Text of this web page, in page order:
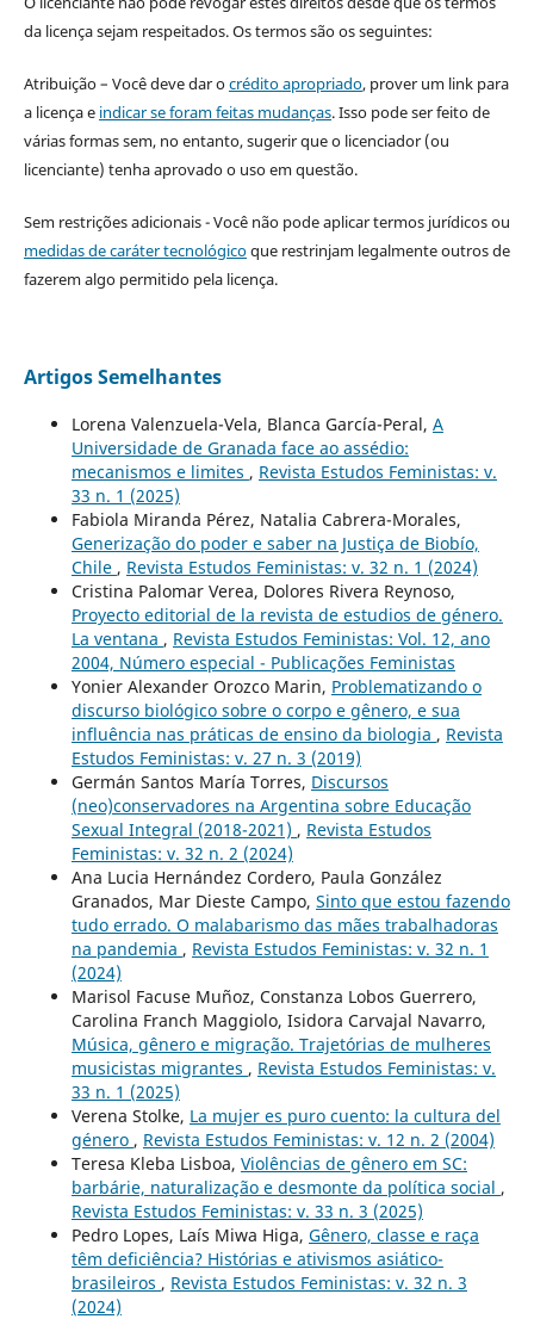
da licença sejam respeitados. Os termos são os seguintes:
Atribuição – Você deve dar ocrédito apropriado, prover um link para
a licença e indicar se foram feitas mudanças. Isso pode ser feito de
várias formas sem, no entanto, sugerir que o licenciador (ou
licenciante) tenha aprovado o uso em questão.
Sem restrições adicionais - Você não pode aplicar termos jurídicos ou
medidas de caráter tecnológicoque restrinjam legalmente outros de
fazerem algo permitido pela licença.
Artigos Semelhantes
Lorena Valenzuela-Vela, Blanca García-Peral, A
Universidade de Granada face ao assédio:
mecanismos e limites , Revista Estudos Feministas: v.
33 n. 1 (2025)
Fabiola Miranda Pérez, Natalia Cabrera-Morales,
Generização do poder e saber na Justiça de Biobío,
Chile , Revista Estudos Feministas: v. 32 n. 1 (2024)
Cristina Palomar Verea, Dolores Rivera Reynoso,
Proyecto editorial de la revista de estudios de género.
La ventana , Revista Estudos Feministas: Vol. 12, ano
2004, Número especial - Publicações Feministas
Yonier Alexander Orozco Marin, Problematizando o
discurso biológico sobre o corpo e gênero, e sua
influência nas práticas de ensino da biologia , Revista
Estudos Feministas: v. 27 n. 3 (2019)
Germán Santos María Torres, Discursos
(neo)conservadores na Argentina sobre Educação
Sexual Integral (2018-2021) , Revista Estudos
Feministas: v. 32 n. 2 (2024)
Ana Lucia Hernández Cordero, Paula González
Granados, Mar Dieste Campo, Sinto que estou fazendo
tudo errado. O malabarismo das mães trabalhadoras
na pandemia , Revista Estudos Feministas: v. 32 n. 1
(2024)
Marisol Facuse Muñoz, Constanza Lobos Guerrero,
Carolina Franch Maggiolo, Isidora Carvajal Navarro,
Música, gênero e migração. Trajetórias de mulheres
musicistas migrantes , Revista Estudos Feministas: v.
33 n. 1 (2025)
Verena Stolke, La mujer es puro cuento: la cultura del
género , Revista Estudos Feministas: v. 12 n. 2 (2004)
Teresa Kleba Lisboa, Violências de gênero em SC:
barbárie, naturalização e desmonte da política social ,
Revista Estudos Feministas: v. 33 n. 3 (2025)
Pedro Lopes, Laís Miwa Higa, Gênero, classe e raça
têm deficiência? Histórias e ativismos asiático-
brasileiros , Revista Estudos Feministas: v. 32 n. 3
(2024)